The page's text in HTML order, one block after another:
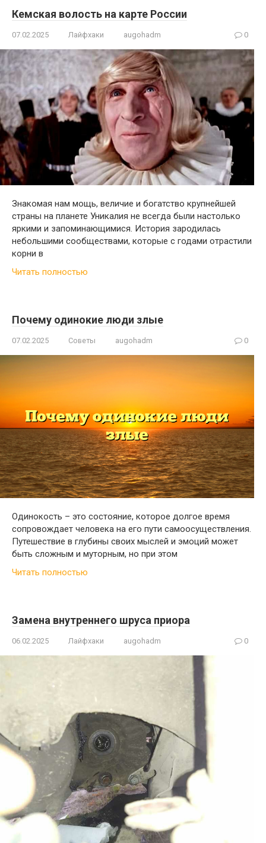
Кемская волость на карте России
07.02.2025 Лайфхаки augohadm 0
Знакомая нам мощь, величие и богатство крупнейшей
страны на планете Уникалия не всегда были настолько
яркими и запоминающимися. История зародилась
небольшими сообществами, которые с годами отрастили
корни в
Читать полностью
Почему одинокие люди злые
07.02.2025 Советы augohadm 0
Одинокость – это состояние, которое долгое время
сопровождает человека на его пути самоосуществления.
Путешествие в глубины своих мыслей и эмоций может
быть сложным и муторным, но при этом
Читать полностью
Замена внутреннего шруса приора
06.02.2025 Лайфхаки augohadm 0